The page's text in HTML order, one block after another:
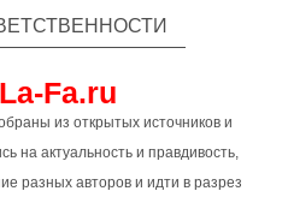
Fa.ru
из открытых источников и
на актуальность и правдивость,
разных авторов и идти в разрез